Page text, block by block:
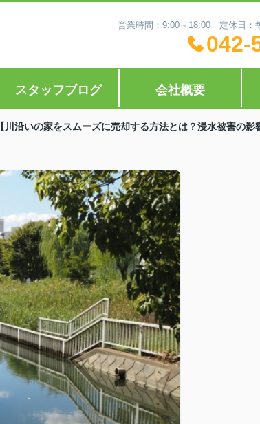
営業時間：9:00～18:00 定休日：
042-
スタッフブログ 会社概要
【川沿いの家をスムーズに売却する方法とは？浸水被害の影